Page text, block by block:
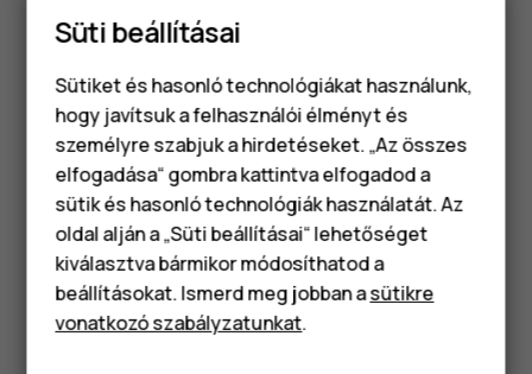
Okostelefonok
Klasszikus telefonok
Tartozékok
Táblagépek
Névjegy szerkesztése
szerkeszteni kívánt névjegyre.
Koppintson aeditelemre.
Módosítsa az információkat a kívánt módon.
Koppintson adonelehetőségre.
Névjegy keresése
Koppintson aNévjegyeklehetőségre.
Süti beállításai
Sütiket és hasonló technológiákat használunk,
hogy javítsuk a felhasználói élményt és
személyre szabjuk a hirdetéseket. „Az összes
elfogadása“ gombra kattintva elfogadod a
sütik és hasonló technológiák használatát. Az
oldal alján a „Süti beállításai“ lehetőséget
kiválasztva bármikor módosíthatod a
beállításokat. Ismerd meg jobban asütikre
vonatkozó szabályzatunkat.